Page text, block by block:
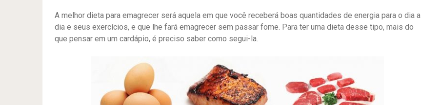
A melhor dieta para emagrecer será aquela em que você receberá boas quantidades de energia para o dia a
dia e seus exercícios, e que lhe fará emagrecer sem passar fome. Para ter uma dieta desse tipo, mais do
que pensar em um cardápio, é preciso saber como segui-la.